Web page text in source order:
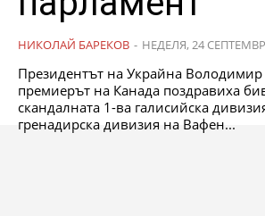
НИКОЛАЙ БАРЕКОВ - НЕДЕЛЯ, 24
Президентът на Украйна Володимир
премиерът на Канада поздравиха
скандалната 1-ва галисийска
гренадирска дивизия на Вафен...